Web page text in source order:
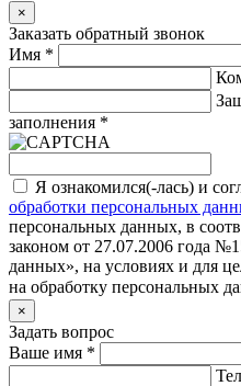
×
Заказать обратный звонок
Имя *
заполнения *
Я ознакомился(-лась) и
обработки персональных
персональных данных, в
законом от 27.07.2006 года
данных», на условиях и для
на обработку персональных
×
Задать вопрос
Ваше имя *